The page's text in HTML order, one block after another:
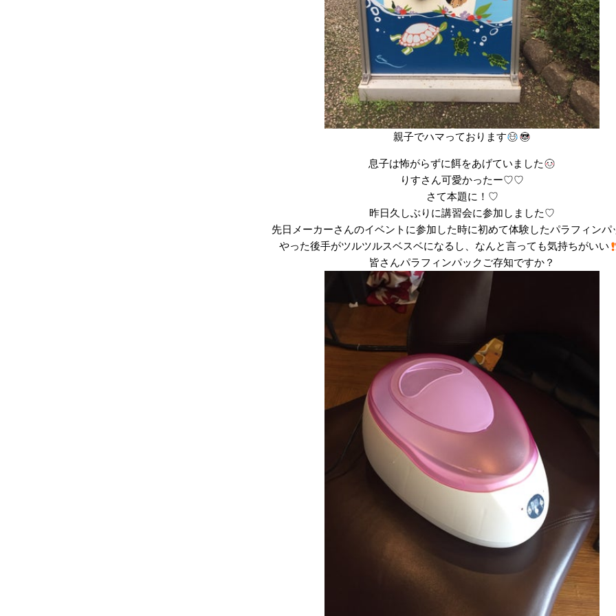
親子でハマっております
息子は怖がらずに餌をあげていました
りすさん可愛かったー♡♡
さて本題に！♡
昨日久しぶりに講習会に参加しました♡
先日メーカーさんのイベントに参加した時に初めて体験したパラフィン
やった後手がツルツルスベスベになるし、なんと言っても気持ちがいい
皆さんパラフィンパックご存知ですか？